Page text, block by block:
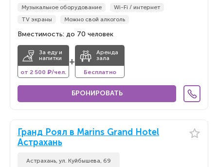
Музыкальное оборудование
Wi-Fi / интернет
TV экраны
Можно свой алкоголь
Вместимость: до 70 человек
За еду и
напитки
от 2 500 ₽/чел.
+
Аренда
зала
Бесплатно
БРОНИРОВАТЬ
Гранд Роял в Marins Grand Hotel
Астрахань
Астрахань, ул. Куйбышева, 69